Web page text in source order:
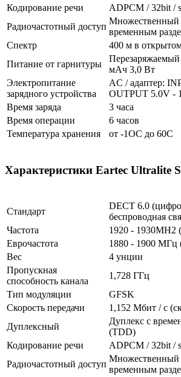
Кодирование речи
ADPCM / 32bit / s
Радиочастотный доступ
Множественный
временным
Спектр
400 м в
Питание от гарнитуры
мАч 3,0 Вт
Электропитание
зарядного устройства
AC / адаптер:
OUTPUT 5.0V -
Время заряда
3 часа
Время операции
6 часов
Температура хранения
от -1OC до 60C
Характеристики Eartec Ultralite
Стандарт
DECT 6.0
беспроводная
Частота
1920 -
Еврочастота
1880 - 1900
Вес
4 унции
Пропускная
способность канала
1,728 ГГц
Тип модуляции
GFSK
Скорость передачи
1,152 Мбит / с
Дуплексный
Дуплекс с
(TDD)
Кодирование речи
ADPCM / 32bit / s
Радиочастотный доступ
Множественный
временным